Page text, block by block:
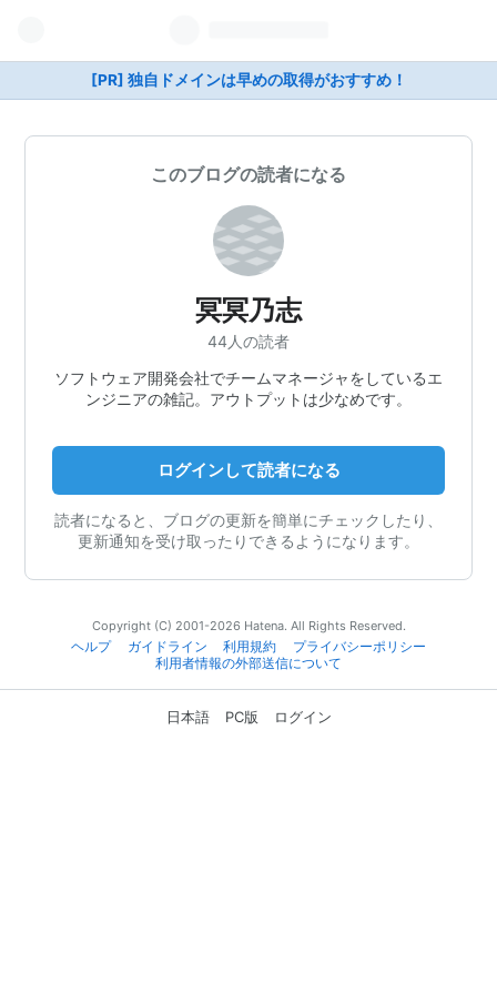
[PR] 独自ドメインは早めの取得がおすすめ！
このブログの読者になる
冥冥乃志
44人の読者
ソフトウェア開発会社でチームマネージャをしているエ
ンジニアの雑記。アウトプットは少なめです。
ログインして読者になる
読者になると、ブログの更新を簡単にチェックしたり、
更新通知を受け取ったりできるようになります。
Copyright (C) 2001-2026 Hatena. All Rights Reserved.
ヘルプ
ガイドライン 利用規約
プライバシーポリシー
利用者情報の外部送信について
日本語 PC版 ログイン